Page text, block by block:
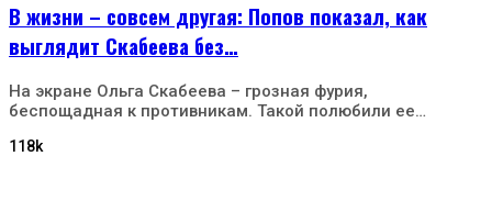
В жизни – совсем другая: Попов показал, как
выглядит Скабеева без…
На экране Ольга Скабеева – грозная фурия,
беспощадная к противникам. Такой полюбили ее…
118k